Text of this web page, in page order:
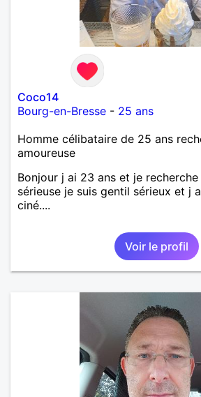
Coco14
Bourg-en-Bresse - 25 ans
Homme célibataire de 25 ans
amoureuse
Bonjour j ai 23 ans et je
sérieuse je suis gentil sérieux et j
ciné....
Voir le profil